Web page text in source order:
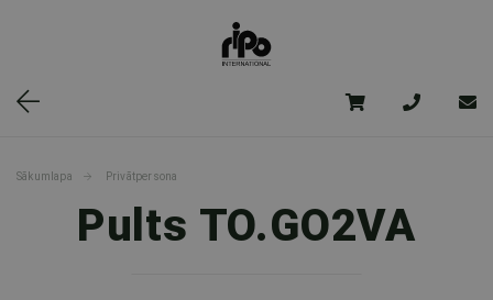
Sākumlapa Privātpersona
Pults TO.GO2VA